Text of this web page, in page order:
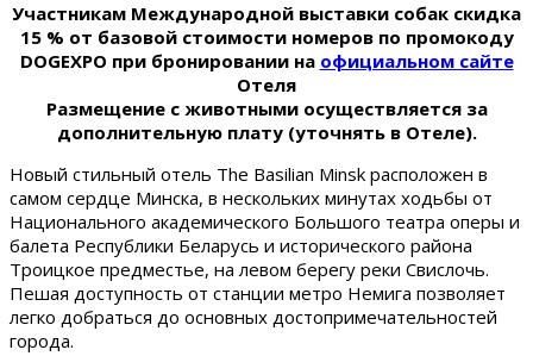
Участникам Международной выставки собак скидка
15 % от базовой стоимости номеров по промокоду
DOGEXPO при бронировании на официальном сайте
Отеля
Размещение с животными осуществляется за
дополнительную плату (уточнять в Отеле).
Новый стильный отель The Basilian Minsk расположен в
самом сердце Минска, в нескольких минутах ходьбы от
Национального академического Большого театра оперы и
балета Республики Беларусь и исторического района
Троицкое предместье, на левом берегу реки Свислочь.
Пешая доступность от станции метро Немига позволяет
легко добраться до основных достопримечательностей
города.